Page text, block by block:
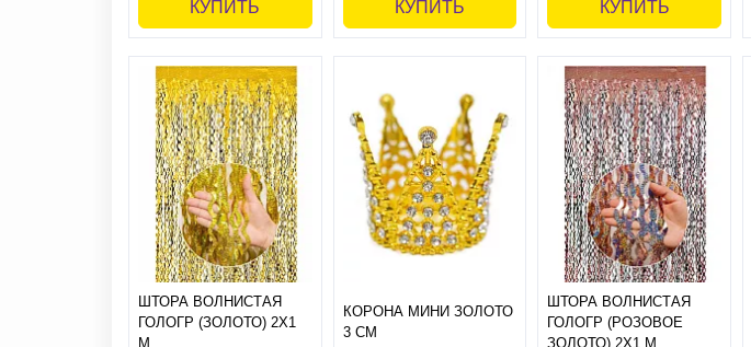
КУПИТЬ КУПИТЬ КУПИТЬ
ШТОРА ВОЛНИСТАЯ
ГОЛОГР (ЗОЛОТО) 2Х1
М
КОРОНА МИНИ ЗОЛОТО
3 СМ
ШТОРА ВОЛНИСТАЯ
ГОЛОГР (РОЗОВОЕ
ЗОЛОТО) 2Х1 М